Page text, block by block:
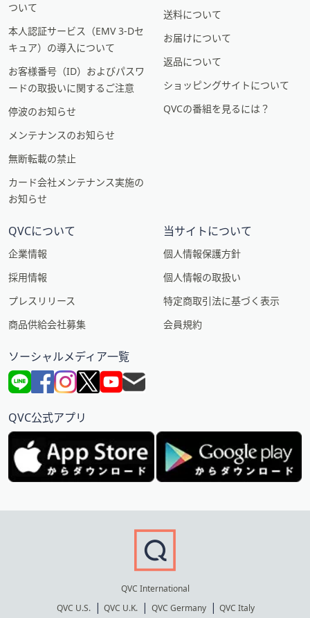
ついて
本人認証サービス（EMV 3-Dセ
キュア）の導入について
お客様番号（ID）およびパスワ
ードの取扱いに関するご注意
停波のお知らせ
メンテナンスのお知らせ
無断転載の禁止
カード会社メンテナンス実施の
お知らせ
送料について
お届けについて
返品について
ショッピングサイトについて
QVCの番組を見るには？
QVCについて
企業情報
採用情報
プレスリリース
商品供給会社募集
当サイトについて
個人情報保護方針
個人情報の取扱い
特定商取引法に基づく表示
会員規約
ソーシャルメディア一覧
QVC公式アプリ
QVC International
QVC U.S.
QVC U.K. QVC Germany QVC Italy